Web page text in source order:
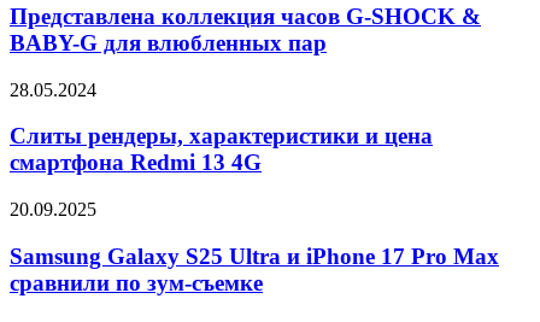
часов
G-
SHOCK
BABY-
для
влюбленных
Представлена коллекция часов G-SHOCK &
BABY-G для влюбленных пар
Слиты
характеристики
цена
Redmi
4G
28.05.2024
Слиты рендеры, характеристики и цена
смартфона Redmi 13 4G
Samsung
S25
Ultra
и
20.09.2025
Samsung Galaxy S25 Ultra и iPhone 17 Pro Max
сравнили по зум-съемке